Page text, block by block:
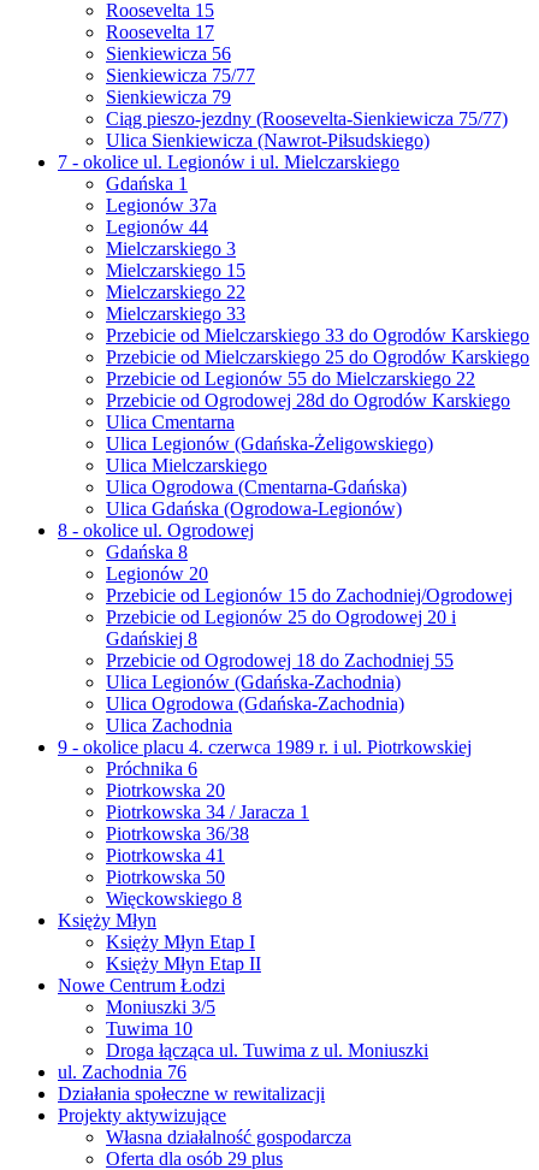
Roosevelta 15
Roosevelta 17
Sienkiewicza 56
Sienkiewicza 75/77
Sienkiewicza 79
Ciąg pieszo-jezdny (Roosevelta-Sienkiewicza 75/77)
Ulica Sienkiewicza (Nawrot-Piłsudskiego)
7 - okolice ul. Legionów i ul. Mielczarskiego
Gdańska 1
Legionów 37a
Legionów 44
Mielczarskiego 3
Mielczarskiego 15
Mielczarskiego 22
Mielczarskiego 33
Przebicie od Mielczarskiego 33 do Ogrodów Karskiego
Przebicie od Mielczarskiego 25 do Ogrodów Karskiego
Przebicie od Legionów 55 do Mielczarskiego 22
Przebicie od Ogrodowej 28d do Ogrodów Karskiego
Ulica Cmentarna
Ulica Legionów (Gdańska-Żeligowskiego)
Ulica Mielczarskiego
Ulica Ogrodowa (Cmentarna-Gdańska)
Ulica Gdańska (Ogrodowa-Legionów)
8 - okolice ul. Ogrodowej
Gdańska 8
Legionów 20
Przebicie od Legionów 15 do Zachodniej/Ogrodowej
Przebicie od Legionów 25 do Ogrodowej 20 i
Gdańskiej 8
Przebicie od Ogrodowej 18 do Zachodniej 55
Ulica Legionów (Gdańska-Zachodnia)
Ulica Ogrodowa (Gdańska-Zachodnia)
Ulica Zachodnia
9 - okolice placu 4. czerwca 1989 r. i ul. Piotrkowskiej
Próchnika 6
Piotrkowska 20
Piotrkowska 34 / Jaracza 1
Piotrkowska 36/38
Piotrkowska 41
Piotrkowska 50
Więckowskiego 8
Księży Młyn
Księży Młyn Etap I
Księży Młyn Etap II
Nowe Centrum Łodzi
Moniuszki 3/5
Tuwima 10
Droga łącząca ul. Tuwima z ul. Moniuszki
ul. Zachodnia 76
Działania społeczne w rewitalizacji
Projekty aktywizujące
Własna działalność gospodarcza
Oferta dla osób 29 plus